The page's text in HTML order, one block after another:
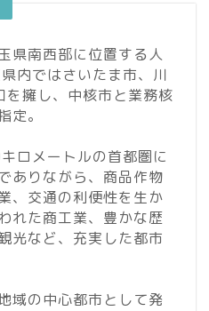
県南西部に位置する人
内ではさいたま市、川
擁し、中核市と業務核
定。
ロメートルの首都圏に
ありながら、商品作物
、交通の利便性を生か
れた商工業、豊かな歴
光など、充実した都市
域の中心都市として発